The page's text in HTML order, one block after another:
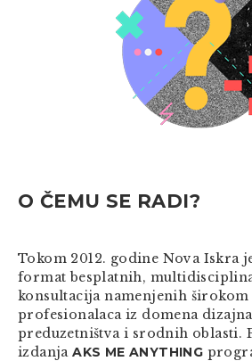
O ČEMU SE RADI?
Tokom 2012. godine Nova Iskra
format besplatnih,
konsultacija namenjenih
profesionalaca iz domena
preduzetništva i srodnih oblasti.
izdanjaAKS ME ANYTHING